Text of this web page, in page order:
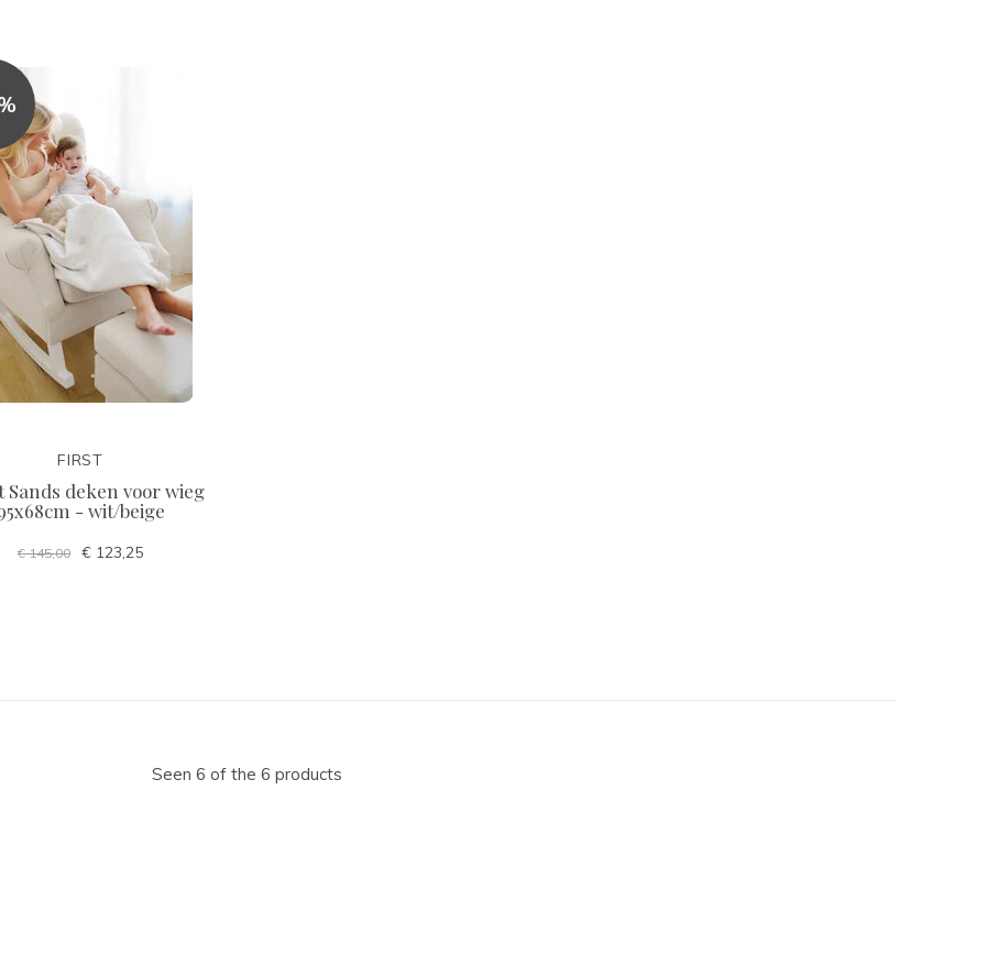
FIRST
Sands deken voor wieg
- wit/beige
€ 145,00 € 123,25
Seen 6 of the 6 products